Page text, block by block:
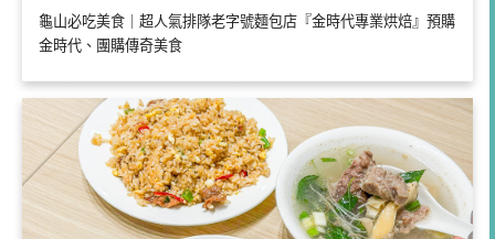
龜山必吃美食｜超人氣排隊老字號麵包店『金時代專業烘焙』預購
金時代、團購傳奇美食